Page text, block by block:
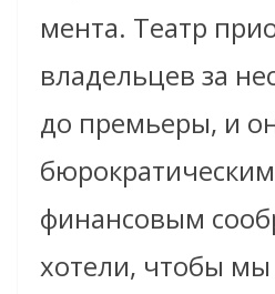
мента. Театр
владельцев за
до премьеры, и
финансовым
хотели, чтобы